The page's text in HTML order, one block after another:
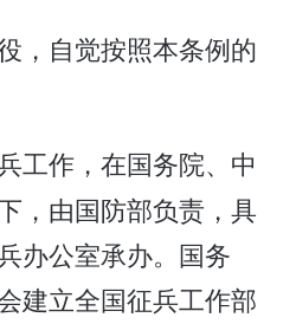
，自觉按照本条例的
工作，在国务院、中
，由国防部负责，具
办公室承办。国务
建立全国征兵工作部